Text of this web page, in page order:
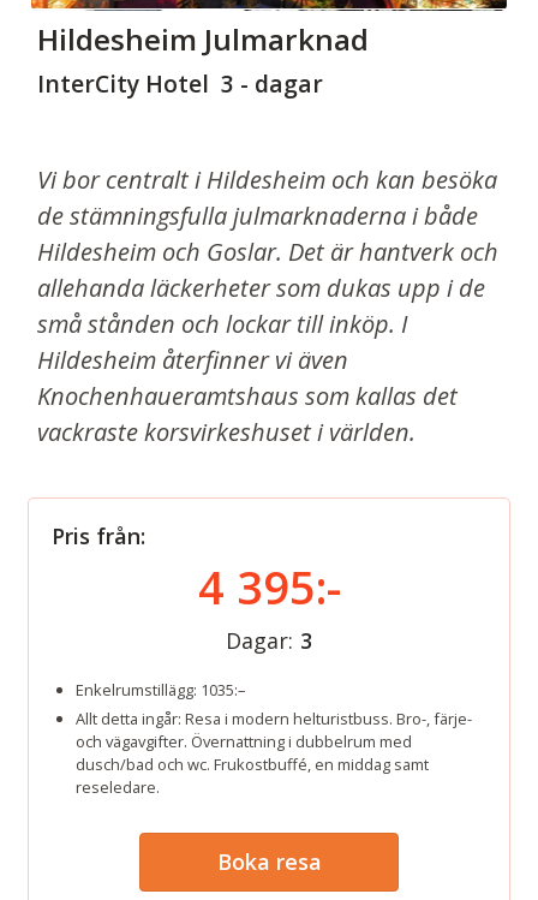
Hildesheim Julmarknad
InterCity Hotel 3 - dagar
Vi bor centralt i Hildesheim och kan besöka
de stämningsfulla julmarknaderna i både
Hildesheim och Goslar. Det är hantverk och
allehanda läckerheter som dukas upp i de
små stånden och lockar till inköp. I
Hildesheim återfinner vi även
Knochenhaueramtshaus som kallas det
vackraste korsvirkeshuset i världen.
Pris från:
4 395:-
Dagar: 3
Enkelrumstillägg: 1035:–
Allt detta ingår: Resa i modern helturistbuss. Bro-, färje-
och vägavgifter. Övernattning i dubbelrum med
dusch/bad och wc. Frukostbuffé, en middag samt
reseledare.
Boka resa